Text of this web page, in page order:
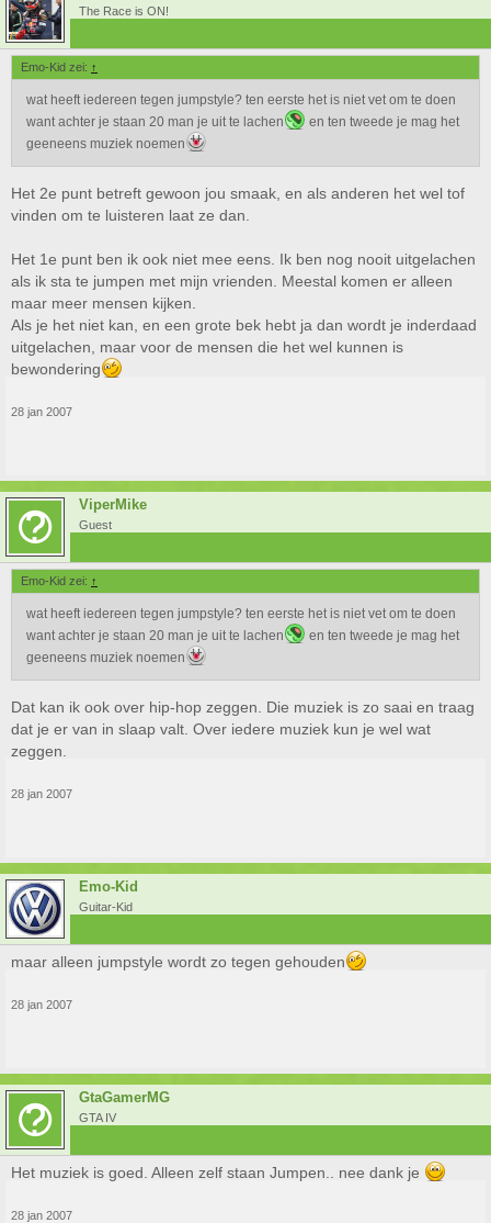
The Race is ON!
Emo-Kid zei: ↑
wat heeft iedereen tegen jumpstyle? ten eerste het is niet vet om te doen
want achter je staan 20 man je uit te lachen
en ten tweede je mag het
geeneens muziek noemen
Het 2e punt betreft gewoon jou smaak, en als anderen het wel tof
vinden om te luisteren laat ze dan.
Het 1e punt ben ik ook niet mee eens. Ik ben nog nooit uitgelachen
als ik sta te jumpen met mijn vrienden. Meestal komen er alleen
maar meer mensen kijken.
Als je het niet kan, en een grote bek hebt ja dan wordt je inderdaad
uitgelachen, maar voor de mensen die het wel kunnen is
bewondering
28 jan 2007
ViperMike
Guest
Emo-Kid zei: ↑
wat heeft iedereen tegen jumpstyle? ten eerste het is niet vet om te doen
want achter je staan 20 man je uit te lachen
en ten tweede je mag het
geeneens muziek noemen
Dat kan ik ook over hip-hop zeggen. Die muziek is zo saai en traag
dat je er van in slaap valt. Over iedere muziek kun je wel wat
zeggen.
28 jan 2007
Emo-Kid
Guitar-Kid
maar alleen jumpstyle wordt zo tegen gehouden
28 jan 2007
GtaGamerMG
GTA IV
Het muziek is goed. Alleen zelf staan Jumpen.. nee dank je
28 jan 2007